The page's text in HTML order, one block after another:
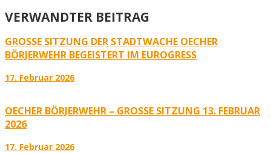
VERWANDTER BEITRAG
GROSSE SITZUNG DER STADTWACHE OECHER B
ÖRJERWEHR BEGEISTERT IM EUROGRESS
17. Februar 2026
OECHER BÖRJERWEHR – GROSSE SITZUNG 13. FEBRUAR 2
026
17. Februar 2026